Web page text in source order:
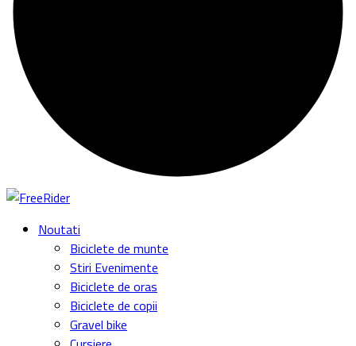
Noutati
Biciclete de munte
Stiri Evenimente
Biciclete de oras
Biciclete de copii
Gravel bike